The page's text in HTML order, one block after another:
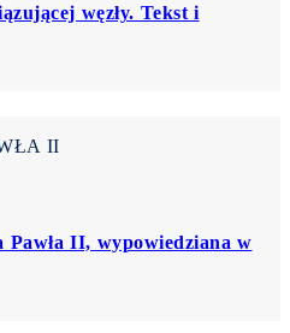
węzły. Tekst i
Pawła II, wypowiedziana w